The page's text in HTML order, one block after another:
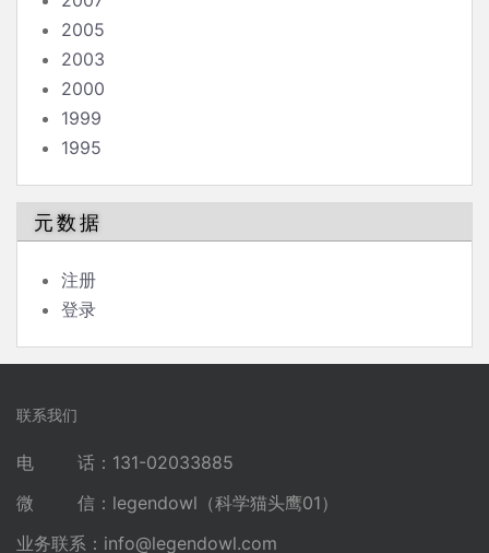
2005
2003
2000
1999
1995
元数据
注册
登录
联系我们
电 话：131-02033885
微 信：legendowl（科学猫头鹰01）
业务联系： info@legendowl.com